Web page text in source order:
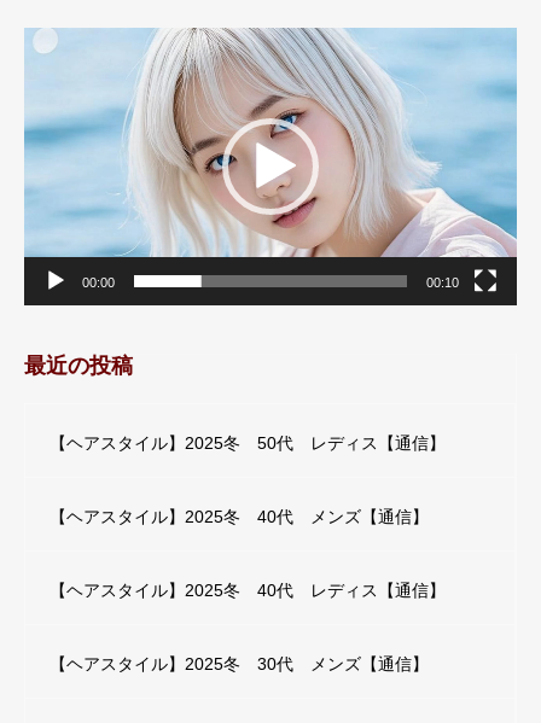
動
画
ヤ
ー
00:00 00:10
最近の投稿
【ヘアスタイル】2025冬 50代 レディス【通信】
【ヘアスタイル】2025冬 40代 メンズ【通信】
【ヘアスタイル】2025冬 40代 レディス【通信】
【ヘアスタイル】2025冬 30代 メンズ【通信】